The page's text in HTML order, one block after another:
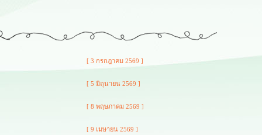
[ 3 กรกฎาคม 2569 ]
[ 5 มิถุนายน 2569 ]
[ 8 พฤษภาคม 2569 ]
[ 9 เมษายน 2569 ]